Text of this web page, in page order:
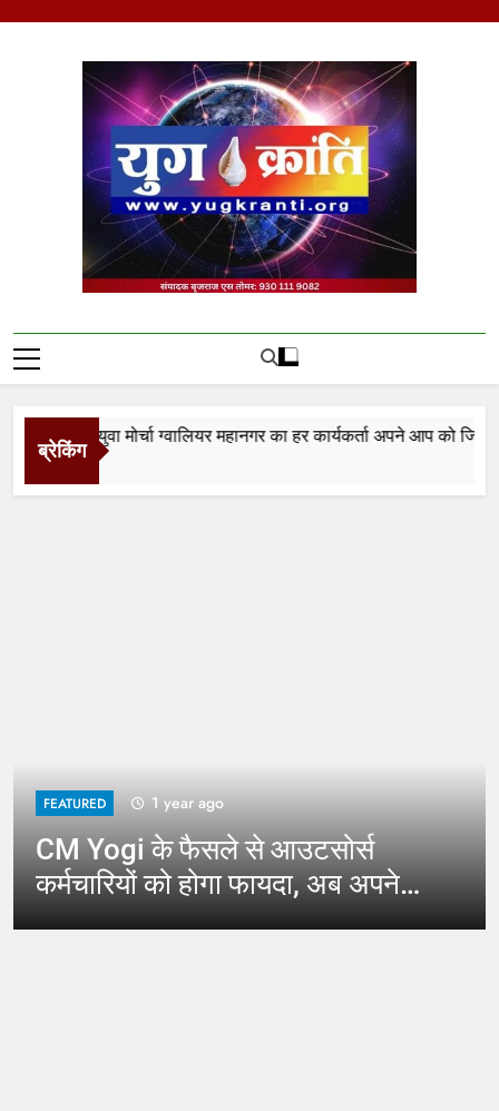
Yug Kranti | Trusted
News Portal
ब्रेकिंग
युवा मोर्चा ग्वालियर महानगर का हर कार्यकर्ता अपने आप को जिला अध्यक्ष
FEATURED 1 year ago
CM Yogi के फैसले से आउटसोर्स
कर्मचारियों को होगा फायदा, अब अपने
जिले में कर सकेंगे काम